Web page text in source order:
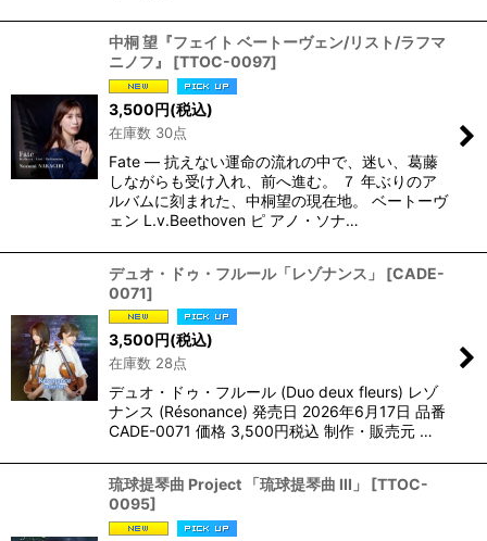
中桐 望『フェイト ベートーヴェン/リスト/ラフマ
ニノフ』
[TTOC-0097]
3,500円(税込)
在庫数 30点
Fate — 抗えない運命の流れの中で、迷い、葛藤
しながらも受け入れ、前へ進む。 ７ 年ぶりのア
ルバムに刻まれた、中桐望の現在地。 ベートーヴ
ェン L.v.Beethoven ピ アノ・ソナ…
デュオ・ドゥ・フルール「レゾナンス」 [CADE-
0071]
3,500円(税込)
在庫数 28点
デュオ・ドゥ・フルール (Duo deux fleurs) レゾ
ナンス (Résonance) 発売日 2026年6月17日 品番
CADE-0071 価格 3,500円税込 制作・販売元 …
琉球提琴曲 Project 「琉球提琴曲 III」 [TTOC-
0095]